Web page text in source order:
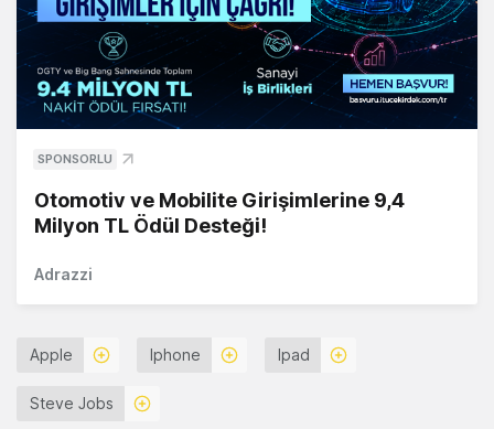
SPONSORLU
Otomotiv ve Mobilite Girişimlerine 9,4
Milyon TL Ödül Desteği!
Adrazzi
Apple Iphone Ipad
Steve Jobs